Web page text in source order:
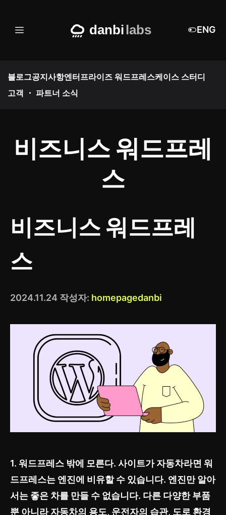
메 ENG
블로그공지사항엔터프라이즈 워드프레스케이스 스터디
고객 ・ 파트너 소식
비즈니스 워드프레
스
비즈니스 워드프레
스
2024.11.24 작성자: homepagedanbi
1. 워드프레스 밖에 모른다. 사이트가 자동차라면 워
드프레스는 엔진에 비유할 수 있습니다. 엔진만 알아
서는 좋은 차를 만들 수 없습니다. 다른 다양한 부품
뿐 아니라 자동차의 용도, 운전자의 습관, 도로 환경